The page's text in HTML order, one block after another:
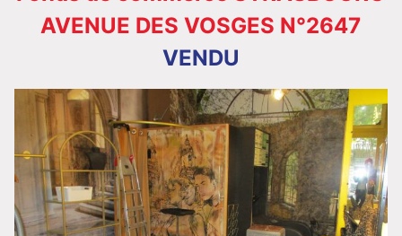
AVENUE DES VOSGES N°2647
VENDU